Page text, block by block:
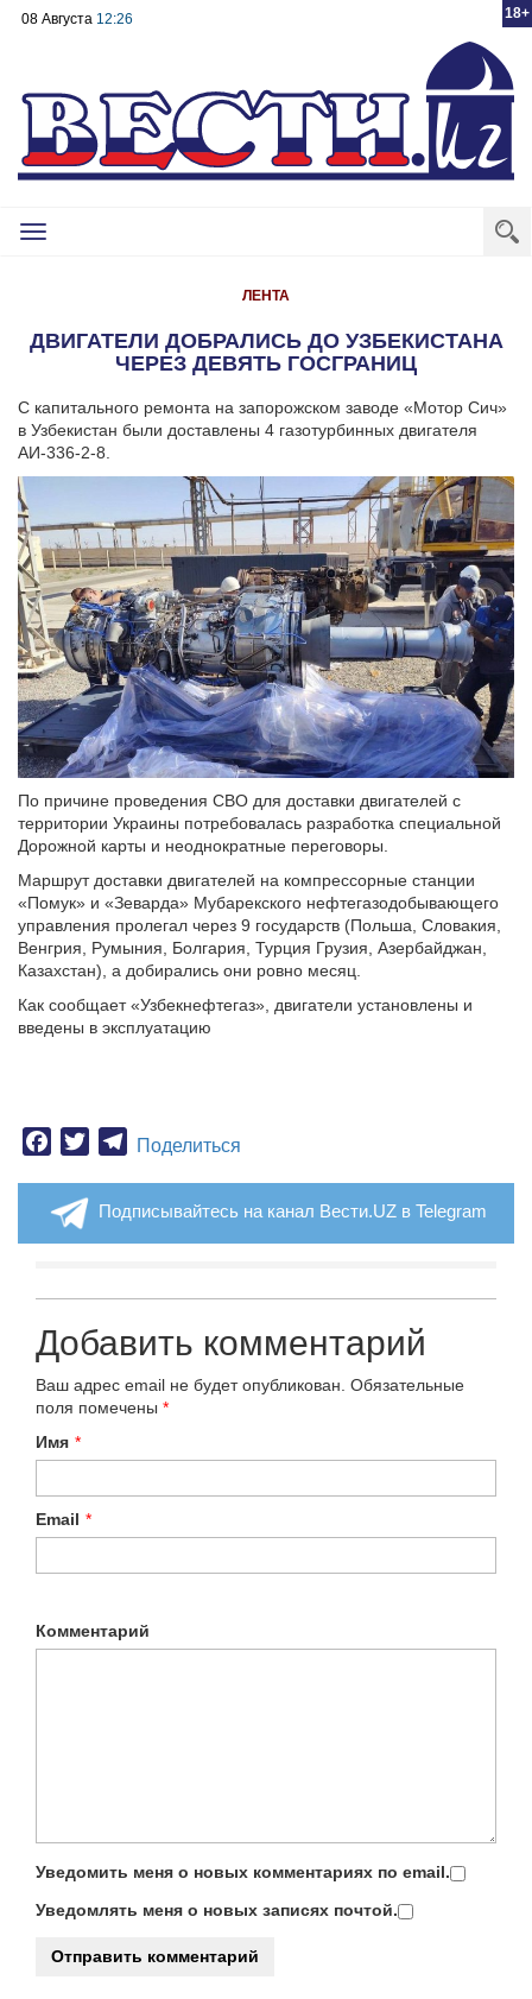
18+
08 Августа 12:26
Toggle
ЛЕНТА
ДВИГАТЕЛИ ДОБРАЛИСЬ ДО УЗБЕКИСТАНА
ЧЕРЕЗ ДЕВЯТЬ ГОСГРАНИЦ
С капитального ремонта на запорожском заводе «Мотор Сич»
в Узбекистан были доставлены 4 газотурбинных двигателя
АИ-336-2-8.
По причине проведения СВО для доставки двигателей с
территории Украины потребовалась разработка специальной
Дорожной карты и неоднократные переговоры.
Маршрут доставки двигателей на компрессорные станции
«Помук» и «Зеварда» Мубарекского нефтегазодобывающего
управления пролегал через 9 государств (Польша, Словакия,
Венгрия, Румыния, Болгария, Турция Грузия, Азербайджан,
Казахстан), а добирались они ровно месяц.
Как сообщает «Узбекнефтегаз», двигатели установлены и
введены в эксплуатацию
Facebook
TwitterTelegram
Поделиться
Подписывайтесь на канал Вести.UZ в Telegram
Добавить комментарий
Ваш адрес email не будет опубликован. Обязательные
поля помечены *
Имя *
Email *
Комментарий
Уведомить меня о новых комментариях по email.
Уведомлять меня о новых записях почтой.